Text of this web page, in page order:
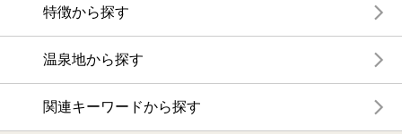
特徴から探す
温泉地から探す
関連キーワードから探す